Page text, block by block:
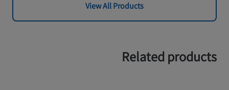
View All Products
Related products